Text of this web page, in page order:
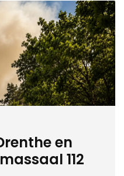
en
112